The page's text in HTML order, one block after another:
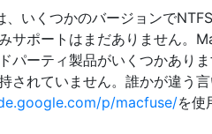
、いくつかのバージョンで
サポートはまだありません。
パーティ製品がいくつかあり
されていません。誰かが違う
p/macfuse/を使